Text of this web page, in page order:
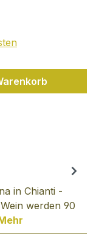
in Chianti -
werden 90